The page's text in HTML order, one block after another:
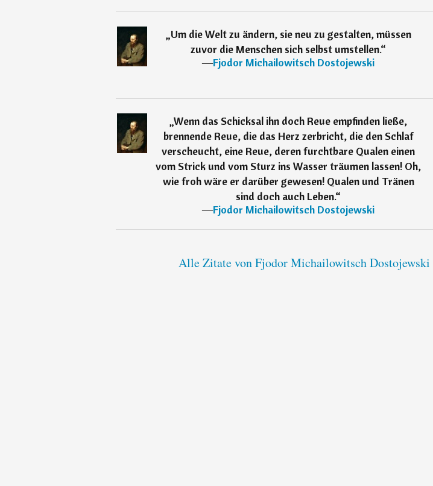
„Um die Welt zu ändern, sie neu zu gestalten, müssen
zuvor die Menschen sich selbst umstellen.“
―Fjodor Michailowitsch Dostojewski
„Wenn das Schicksal ihn doch Reue empfinden ließe,
brennende Reue, die das Herz zerbricht, die den Schlaf
verscheucht, eine Reue, deren furchtbare Qualen einen
vom Strick und vom Sturz ins Wasser träumen lassen! Oh,
wie froh wäre er darüber gewesen! Qualen und Tränen
sind doch auch Leben.“
―Fjodor Michailowitsch Dostojewski
Alle Zitate von Fjodor Michailowitsch Dostojewski